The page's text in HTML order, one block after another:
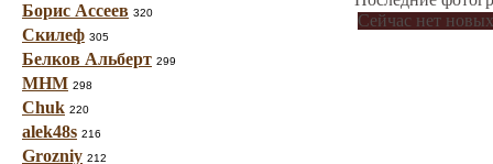
Борис Ассеев 320
Скилеф 305
Белков Альберт 299
МНМ 298
Chuk 220
alek48s 216
Grozniy 212
Сейчас нет